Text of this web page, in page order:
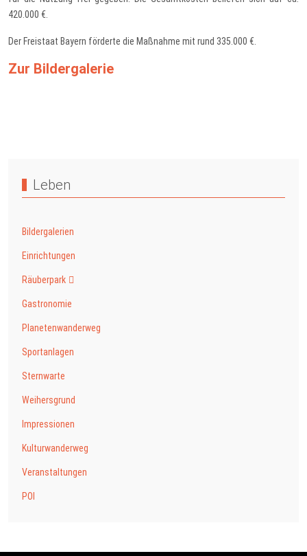
420.000 €.
Der Freistaat Bayern förderte die Maßnahme mit rund 335.000 €.
Zur Bildergalerie
Leben
Bildergalerien
Einrichtungen
Räuberpark
Gastronomie
Planetenwanderweg
Sportanlagen
Sternwarte
Weihersgrund
Impressionen
Kulturwanderweg
Veranstaltungen
POI